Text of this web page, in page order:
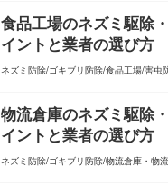
食品工場のネズミ駆除
イントと業者の選び方
ネズミ防除 ゴキブリ防除 食品工場 害虫
物流倉庫のネズミ駆除
イントと業者の選び方
ネズミ防除 ゴキブリ防除 物流倉庫・物